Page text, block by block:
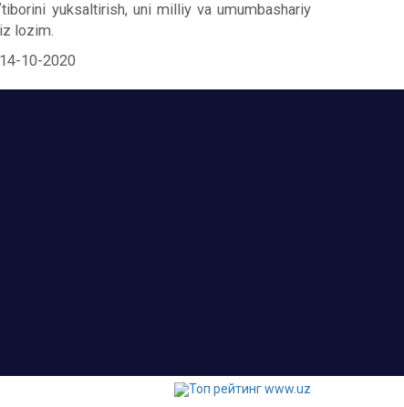
yuksaltirish, uni milliy va umumbashariy
lozim.
10-2020